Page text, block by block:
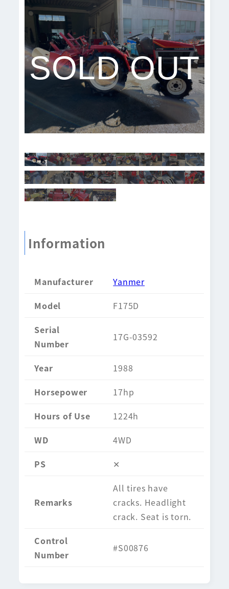
SOLD OUT
Information
Manufacturer
Yanmer
Model
F175D
Serial
Number
17G-03592
Year
1988
Horsepower
17hp
Hours of Use
1224h
WD
4WD
PS
✕
Remarks
All tires have
cracks. Headlight
crack. Seat is torn.
Control
Number
#S00876